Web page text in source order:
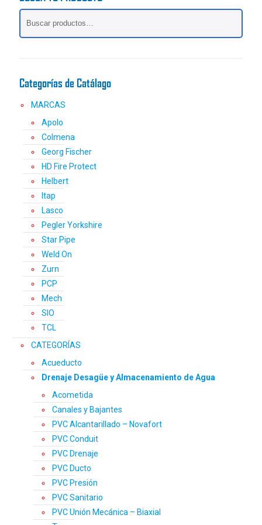
opciones
página
producto
Categorías de Catálago
MARCAS
Apolo
Colmena
Georg Fischer
HD Fire Protect
Helbert
Itap
Lasco
Pegler Yorkshire
Star Pipe
Weld On
Zurn
PCP
Mech
SIO
TCL
CATEGORÍAS
Acueducto
Drenaje Desagüe y Almacenamiento de Agua
Acometida
Canales y Bajantes
PVC Alcantarillado – Novafort
PVC Conduit
PVC Drenaje
PVC Ducto
PVC Presión
PVC Sanitario
PVC Unión Mecánica – Biaxial